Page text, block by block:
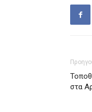
στα